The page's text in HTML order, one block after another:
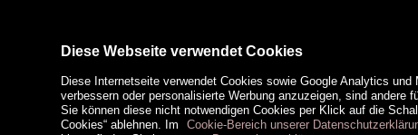
Diese Webseite verwendet Cookies
Diese Internetseite verwendet Cookies sowie Google Analytics
verbessern oder personalisierte Werbung anzuzeigen, sind
Sie können diese nicht notwendigen Cookies per Klick auf die
Cookies“ ablehnen. Im
Cookie-Bereich unserer